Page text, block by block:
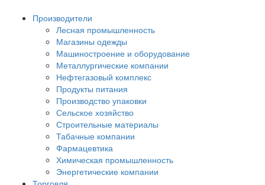
Производители
Лесная промышленность
Магазины одежды
Машиностроение и оборудование
Металлургические компании
Нефтегазовый комплекс
Продукты питания
Производство упаковки
Сельское хозяйство
Строительные материалы
Табачные компании
Фармацевтика
Химическая промышленность
Энергетические компании